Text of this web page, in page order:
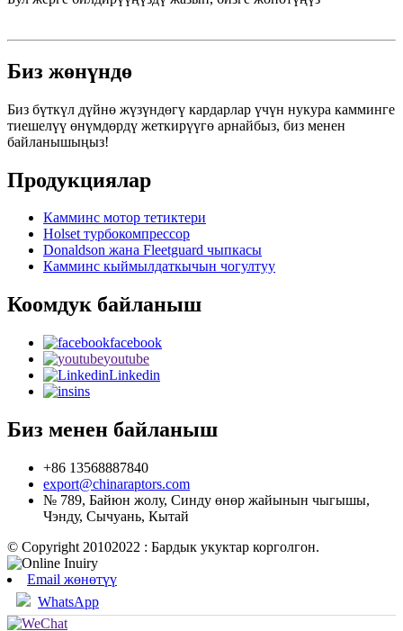
Биз жөнүндө
Биз бүткүл дүйнө жүзүндөгү кардарлар үчүн нукура камминге
тиешелүү өнүмдөрдү жеткирүүгө арнайбыз, биз менен
байланышыңыз!
Продукциялар
Камминс мотор тетиктери
Holset турбокомпрессор
Donaldson жана Fleetguard чыпкасы
Камминс кыймылдаткычын чогултуу
Коомдук байланыш
facebook
youtube
Linkedin
ins
Биз менен байланыш
+86 13568887840
export@chinaraptors.com
№ 789, Байюн жолу, Синду өнөр жайынын чыгышы,
Чэнду, Сычуань, Кытай
© Copyright 20102022 : Бардык укуктар корголгон.
Email жөнөтүү
WhatsApp